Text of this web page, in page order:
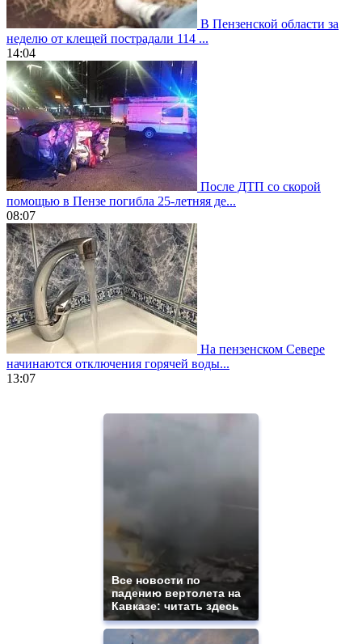
В Пензенской области за
неделю от клещей пострадали 114 ...
14:04
После ДТП со скорой
помощью в Пензе погибла 25-летняя де...
08:07
На пензенском Севере
начинаются отключения горячей воды...
13:07
https://www.replicasrelojes.to/
Все новости по
падению вертолета на
Кавказе: читать здесь